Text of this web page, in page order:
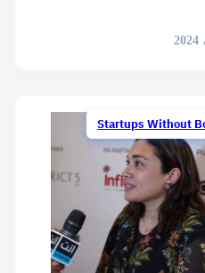
Startups Without